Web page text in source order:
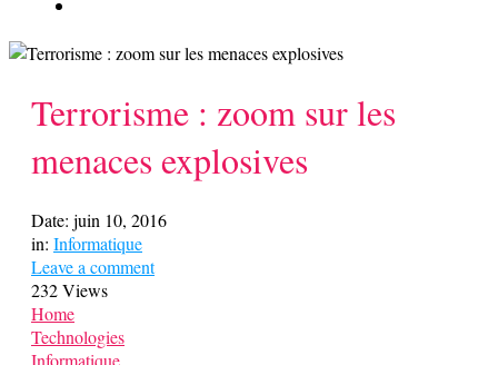
Terrorisme : zoom sur les
menaces explosives
Date: juin 10, 2016
in: Informatique
Leave a comment
232 Views
Home
Technologies
Informatique